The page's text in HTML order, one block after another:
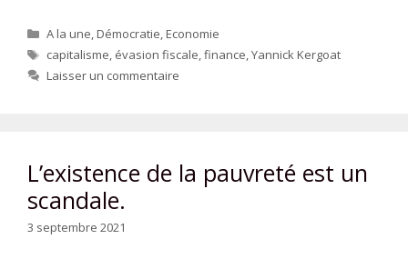
Catégories
A la une,Démocratie,Economie
Étiquettes
capitalisme, évasion fiscale,finance,Yannick Kergoat
Laisser un commentaire
L’existence de la pauvreté est un
scandale.
3 septembre 2021